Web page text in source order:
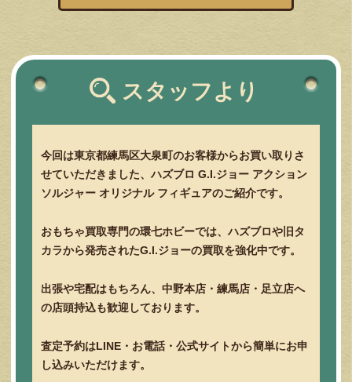
スタッフより
今回は東京都練馬区大泉町のお客様からお買い取りさ
せていただきました、ハズブロ G.I.ジョー アクション
ソルジャー オリジナル フィギュアのご紹介です。
おもちゃ買取専門の環七ホビーでは、ハズブロや旧タ
カラから発売されたG.I.ジョーの買取を強化中です。
出張や宅配はもちろん、中野本店・練馬店・足立店へ
の店頭持込も歓迎しております。
査定予約はLINE・お電話・公式サイトから簡単にお申
し込みいただけます。